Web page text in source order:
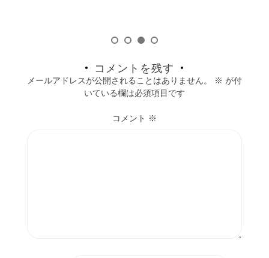
コメントを残す
メールアドレスが公開されることはありません。 ※ が付
いている欄は必須項目です
コメント ※